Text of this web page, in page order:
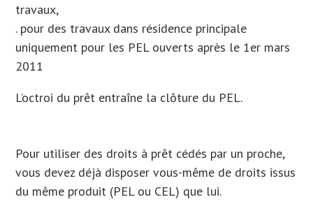
travaux,
. pour des travaux dans résidence principale
uniquement pour les PEL ouverts après le 1er mars
2011
L’octroi du prêt entraîne la clôture du PEL.
Pour utiliser des droits à prêt cédés par un proche,
vous devez déjà disposer vous-même de droits issus
du même produit (PEL ou CEL) que lui.